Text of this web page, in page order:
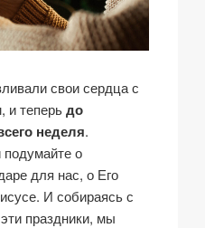
свои сердца с
и теперьдо
неделя.
о
для нас, о Его
И собираясь с
праздники, мы